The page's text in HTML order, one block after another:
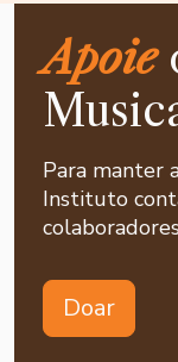
Apoie
Para manter
Instituto
Doar